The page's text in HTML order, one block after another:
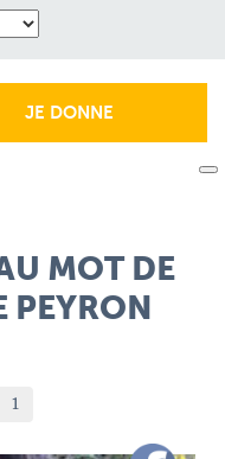
JE DONNE
MOT DE
PEYRON
1